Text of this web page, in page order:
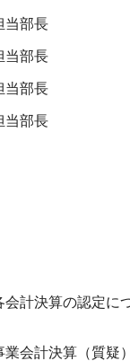
当部長
当部長
当部長
当部長
計決算の認定に
会計決算（質疑）